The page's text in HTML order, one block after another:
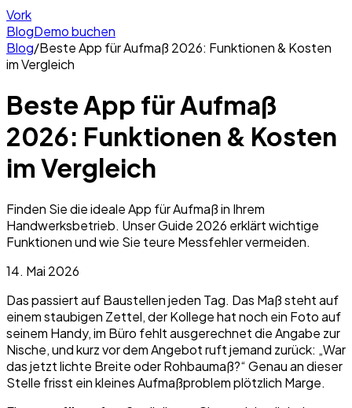
Vork
BlogDemo buchen
Blog/Beste App für Aufmaß 2026: Funktionen & Kosten
im Vergleich
Beste App für Aufmaß
2026: Funktionen & Kosten
im Vergleich
Finden Sie die ideale App für Aufmaß in Ihrem
Handwerksbetrieb. Unser Guide 2026 erklärt wichtige
Funktionen und wie Sie teure Messfehler vermeiden.
14. Mai 2026
Das passiert auf Baustellen jeden Tag. Das Maß steht auf
einem staubigen Zettel, der Kollege hat noch ein Foto auf
seinem Handy, im Büro fehlt ausgerechnet die Angabe zur
Nische, und kurz vor dem Angebot ruft jemand zurück: „War
das jetzt lichte Breite oder Rohbaumaß?“ Genau an dieser
Stelle frisst ein kleines Aufmaßproblem plötzlich Marge.